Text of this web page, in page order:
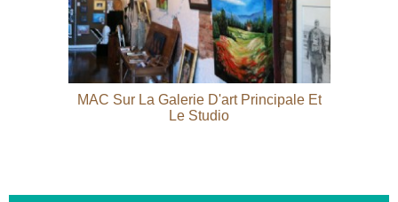
MAC Sur La Galerie D'art Principale Et
Le Studio